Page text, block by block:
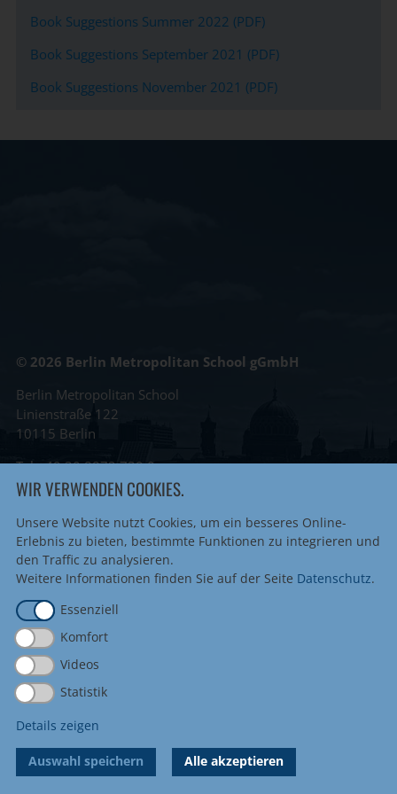
Book Suggestions Summer 2022 (PDF)
Book Suggestions September 2021 (PDF)
Book Suggestions November 2021 (PDF)
© 2026 Berlin Metropolitan School gGmbH
Berlin Metropolitan School
Linienstraße 122
10115 Berlin
Tel+49 30 8872 739 0
Fax +49 30 8872 739 20
info@metropolitanschool.com
admissions@metropolitanschool.com
job@metropolitanschool.com
Datenschutz|Cookie-Einstellungen
Accreditations & Authorizations
WIR VERWENDEN COOKIES.
Unsere Website nutzt Cookies, um ein besseres Online-
Erlebnis zu bieten, bestimmte Funktionen zu integrieren und
den Traffic zu analysieren.
Weitere Informationen finden Sie auf der Seite Datenschutz.
Essenziell
Komfort
Videos
Statistik
Details zeigen
Auswahl speichern Alle akzeptieren